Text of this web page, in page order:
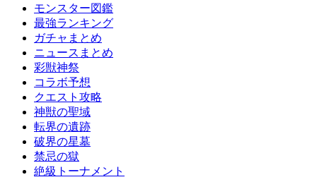
モンスター図鑑
最強ランキング
ガチャまとめ
ニュースまとめ
彩獣神祭
コラボ予想
クエスト攻略
神獣の聖域
転界の遺跡
破界の星墓
禁忌の獄
絶級トーナメント